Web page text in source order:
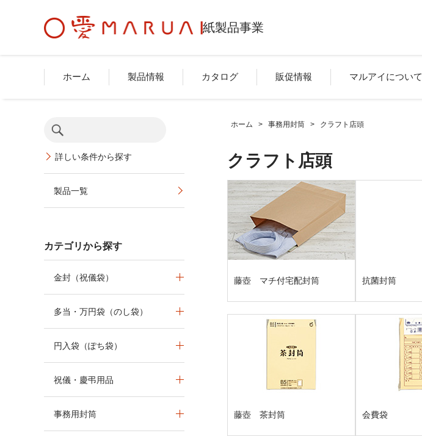
紙製品事業
ホーム 製品情報 カタログ 販促情報 マルアイについて
ホーム > 事務用封筒 > クラフト店頭
クラフト店頭
藤壺 マチ付宅配封筒 抗菌封筒
藤壺 茶封筒 会費袋
詳しい条件から探す
製品一覧
カテゴリから探す
金封（祝儀袋）
多当・万円袋（のし袋）
円入袋（ぽち袋）
祝儀・慶弔用品
事務用封筒